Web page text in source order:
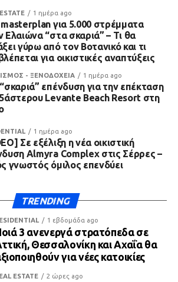
1 ημέρα ago
για 5.000 στρέμματα
Ελαιώνα “στα σκαριά” – Τι θα
γύρω από τον Βοτανικό και τι
για οικιστικές αναπτύξεις
- ΞΕΝΟΔΟΧΕΙΑ 1 ημέρα ago
επένδυση για την επέκταση
Levante Beach Resort στη
1 ημέρα ago
Σε εξέλιξη η νέα οικιστική
Almyra Complex στις Σέρρες –
γνωστός όμιλος επενδύει
TRENDING
1 εβδομάδα ago
3 ανενεργά στρατόπεδα σε
Θεσσαλονίκη και Αχαΐα θα
για νέες κατοικίες
ESTATE 2 ώρες ago